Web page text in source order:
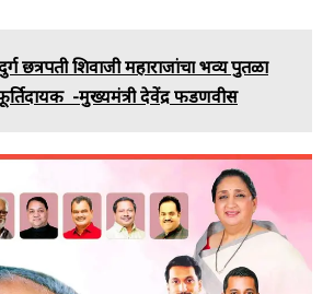
छत्रपती शिवाजी महाराजांचा भव्य पुतळा
-मुख्यमंत्री देवेंद्र फडणवीस